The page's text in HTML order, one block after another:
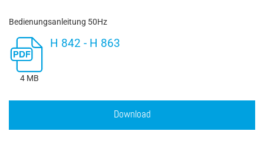
Bedienungsanleitung 50Hz
4 MB
H 842 - H 863
Download